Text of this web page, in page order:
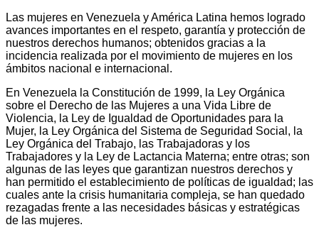
Las mujeres en Venezuela y América Latina hemos logrado
avances importantes en el respeto, garantía y protección de
nuestros derechos humanos; obtenidos gracias a la
incidencia realizada por el movimiento de mujeres en los
ámbitos nacional e internacional.
En Venezuela la Constitución de 1999, la Ley Orgánica
sobre el Derecho de las Mujeres a una Vida Libre de
Violencia, la Ley de Igualdad de Oportunidades para la
Mujer, la Ley Orgánica del Sistema de Seguridad Social, la
Ley Orgánica del Trabajo, las Trabajadoras y los
Trabajadores y la Ley de Lactancia Materna; entre otras; son
algunas de las leyes que garantizan nuestros derechos y
han permitido el establecimiento de políticas de igualdad; las
cuales ante la crisis humanitaria compleja, se han quedado
rezagadas frente a las necesidades básicas y estratégicas
de las mujeres.